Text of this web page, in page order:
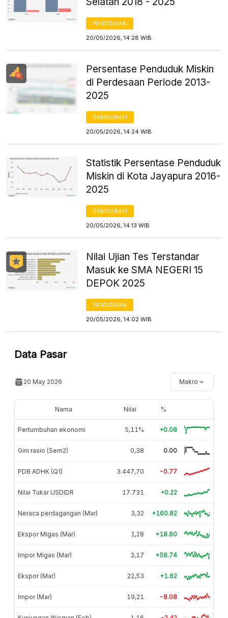
PENDIDIKAN
20/05/2026, 14:28 WIB
Persentase Penduduk Miskin
di Perdesaan Periode 2013-
2025
DEMOGRAFI
20/05/2026, 14:24 WIB
Statistik Persentase Penduduk
Miskin di Kota Jayapura 2016-
2025
DEMOGRAFI
20/05/2026, 14:13 WIB
Nilai Ujian Tes Terstandar
Masuk ke SMA NEGERI 15
DEPOK 2025
PENDIDIKAN
20/05/2026, 14:02 WIB
Data Pasar
20 May 2026 Makro
Nama Nilai %
Pertumbuhan ekonomi 5,11% +0.08
Gini rasio (Sem2) 0,38 0.00
PDB ADHK (Q1) 3.447,70 -0.77
Nilai Tukar USDIDR 17.731 +0.22
Neraca perdagangan (Mar) 3,32 +160.82
Ekspor Migas (Mar) 1,28 +18.60
Impor Migas (Mar) 3,17 +58.74
Ekspor (Mar) 22,53 +1.62
Impor (Mar) 19,21 -8.08